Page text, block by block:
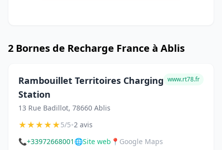
2 Bornes de Recharge France à Ablis
Rambouillet Territoires Charging
Station
13 Rue Badillot, 78660 Ablis
www.rt78.fr
★★★★★5/5•2 avis
📞+33972668001 🌐Site web 📍 Google Maps